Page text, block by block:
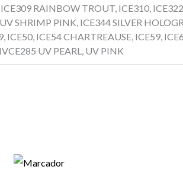
RAINBOW TROUT, ICE310,
SHRIMP PINK, ICE344 SILVER
ICE54 CHARTREAUSE, ICE59,
UV PEARL, UV PINK